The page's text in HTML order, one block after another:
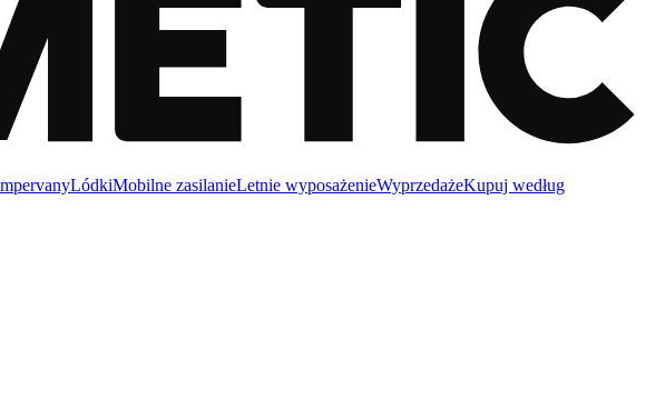
LódkiMobilne zasilanieLetnie wyposażenieWyprzedażeKupuj według